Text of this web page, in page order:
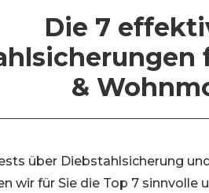
Die 7
&
über Diebstahlsicherung
wir für Sie die Top 7